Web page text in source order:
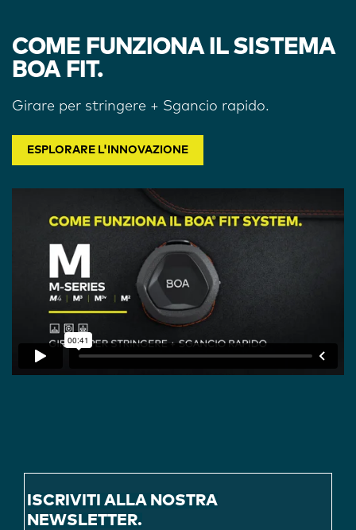
COME FUNZIONA IL SISTEMA
BOA FIT.
Girare per stringere + Sgancio rapido.
ESPLORARE L'INNOVAZIONE
ISCRIVITI ALLA NOSTRA
NEWSLETTER.